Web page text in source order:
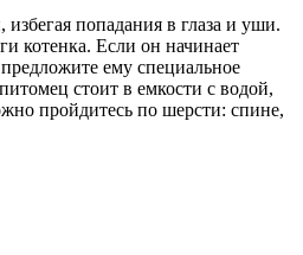
попадания в глаза и уши.
котенка. Если он начинает
ему специальное
стоит в емкости с водой,
пройдитесь по шерсти: спине,